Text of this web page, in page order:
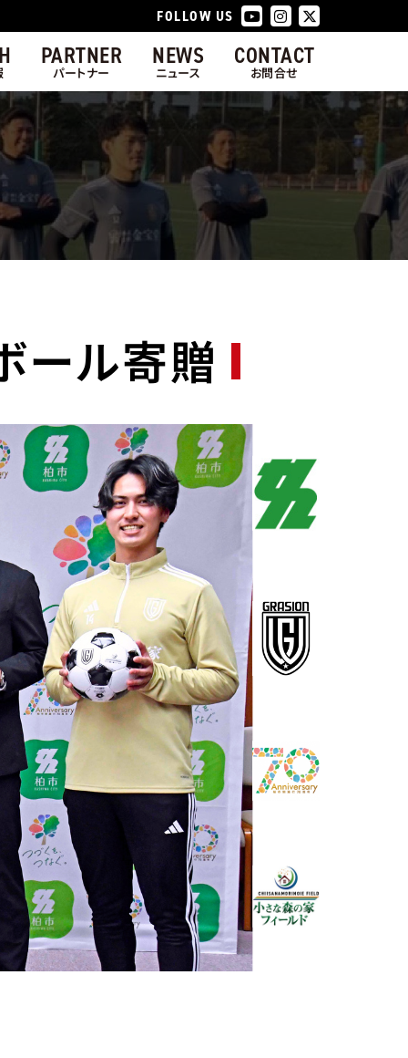
FOLLOW US
PARTNER
パートナー
NEWS
ニュース
CONTACT
お問合せ
ール寄贈